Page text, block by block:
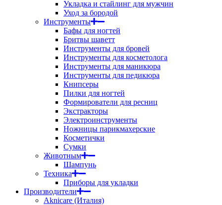
Укладка и стайлинг для мужчин
Уход за бородой
Инструменты
Бафы для ногтей
Бритвы шаветт
Инструменты для бровей
Инструменты для косметолога
Инструменты для маникюра
Инструменты для педикюра
Книпсеры
Пилки для ногтей
Формирователи для ресниц
Экстракторы
Электроинструменты
Ножницы парикмахерские
Косметички
Сумки
Животным
Шампунь
Техника
Приборы для укладки
Производители
Aknicare (Италия)